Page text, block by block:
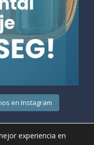
en Instagram
experiencia en